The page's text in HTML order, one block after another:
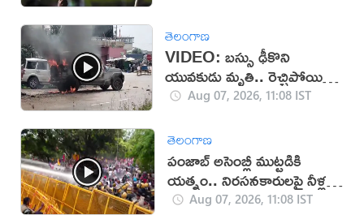
తెలంగాణ
VIDEO: బస్సు ఢీకొని
యువకుడు మృతి.. రెచ్చిపోయిన
స్థానికులు!
Aug 07, 2026, 11:08 IST
తెలంగాణ
పంజాబ్ అసెంబ్లీ ముట్టడికి
యత్నం.. నిరసనకారులపై నీళ్ల
ఫిరంగులు!
Aug 07, 2026, 11:08 IST